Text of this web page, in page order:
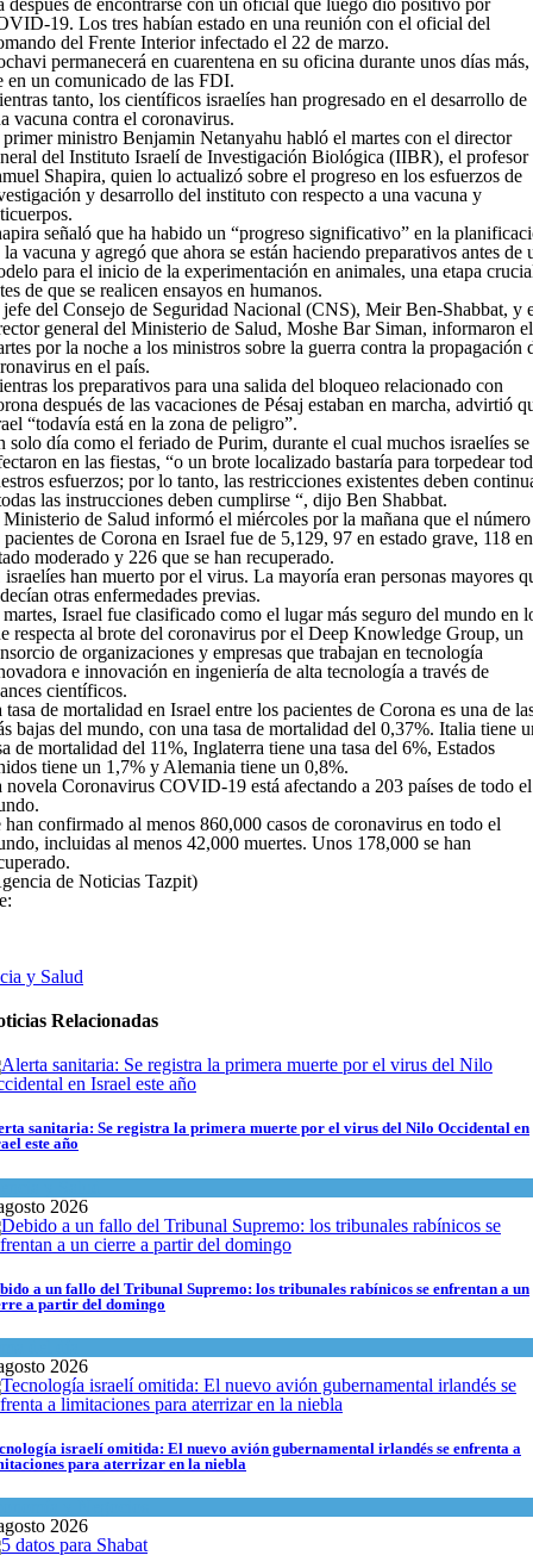
19. Los tres habían estado en una reunión con el oficial del
del Frente Interior infectado el 22 de marzo.
permanecerá en cuarentena en su oficina durante unos días más,
en un comunicado de las FDI.
tanto, los científicos israelíes han progresado en el desarrollo de
vacuna contra el coronavirus.
ministro Benjamin Netanyahu habló el martes con el director
del Instituto Israelí de Investigación Biológica (IIBR), el profesor
Shapira, quien lo actualizó sobre el progreso en los esfuerzos de
y desarrollo del instituto con respecto a una vacuna y
señaló que ha habido un “progreso significativo” en la
la vacuna y agregó que ahora se están haciendo preparativos antes de
para el inicio de la experimentación en animales, una etapa
de que se realicen ensayos en humanos.
del Consejo de Seguridad Nacional (CNS), Meir Ben-Shabbat, y
general del Ministerio de Salud, Moshe Bar Siman, informaron el
por la noche a los ministros sobre la guerra contra la propagación
en el país.
los preparativos para una salida del bloqueo relacionado con
después de las vacaciones de Pésaj estaban en marcha, advirtió
“todavía está en la zona de peligro”.
solo día como el feriado de Purim, durante el cual muchos israelíes se
en las fiestas, “o un brote localizado bastaría para torpedear
esfuerzos; por lo tanto, las restricciones existentes deben
las instrucciones deben cumplirse “, dijo Ben Shabbat.
de Salud informó el miércoles por la mañana que el número
pacientes de Corona en Israel fue de 5,129, 97 en estado grave, 118 en
moderado y 226 que se han recuperado.
israelíes han muerto por el virus. La mayoría eran personas mayores
otras enfermedades previas.
Israel fue clasificado como el lugar más seguro del mundo en
respecta al brote del coronavirus por el Deep Knowledge Group, un
de organizaciones y empresas que trabajan en tecnología
e innovación en ingeniería de alta tecnología a través de
científicos.
tasa de mortalidad en Israel entre los pacientes de Corona es una de
bajas del mundo, con una tasa de mortalidad del 0,37%. Italia tiene
de mortalidad del 11%, Inglaterra tiene una tasa del 6%, Estados
tiene un 1,7% y Alemania tiene un 0,8%.
novela Coronavirus COVID-19 está afectando a 203 países de todo el
han confirmado al menos 860,000 casos de coronavirus en todo el
incluidas al menos 42,000 muertes. Unos 178,000 se han
de Noticias Tazpit)
y Salud
Relacionadas
sanitaria: Se registra la primera muerte por el virus del Nilo Occidental en
este año
2026
a un fallo del Tribunal Supremo: los tribunales rabínicos se enfrentan a un
a partir del domingo
2026
israelí omitida: El nuevo avión gubernamental irlandés se enfrenta a
para aterrizar en la niebla
2026